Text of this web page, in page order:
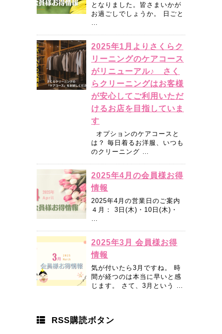
となりました。皆さまいかが
お過ごしでしょうか。 日ごと
2025年1月よりさくらク
リーニングのケアコース
がリニューアル♪ さく
らクリーニングはお客様
が安心してご利用いただ
けるお店を目指していま
す
オプションのケアコースと
は？ 毎日着るお洋服、いつも
のクリーニング …
2025年4月の会員様お得
情報
2025年4月の営業日のご案内
４月： 3日(木)・10日(木)・
2025年3月 会員様お得
情報
気が付いたら3月ですね。 時
間が経つのは本当に早いと感
じます。 さて、3月という …
RSS購読ボタン